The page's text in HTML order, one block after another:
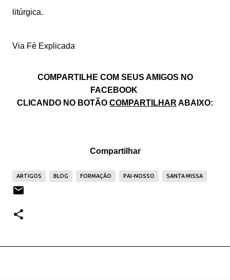
litúrgica.
Via Fé Explicada
COMPARTILHE COM SEUS AMIGOS NO
FACEBOOK
CLICANDO NO BOTÃO COMPARTILHAR ABAIXO:
Compartilhar
ARTIGOS BLOG FORMAÇÃO PAI-NOSSO SANTA MISSA